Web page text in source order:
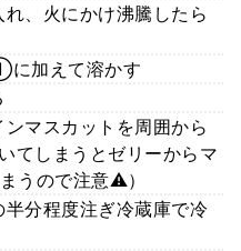
、火にかけ沸騰したら
加えて溶かす
マスカットを周囲から
てしまうとゼリーからマ
うので注意⚠️）
分程度注ぎ冷蔵庫で冷